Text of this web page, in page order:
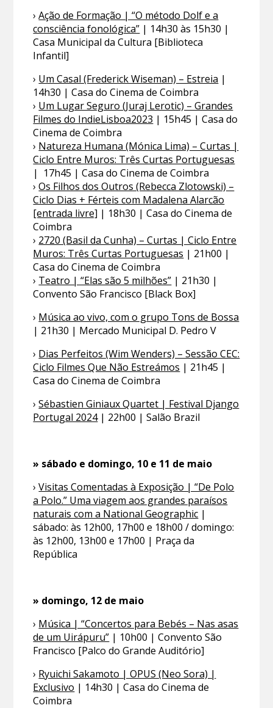
›Ação de Formação | “O método Dolf e a
consciência fonológica” | 14h30 às 15h30 |
Casa Municipal da Cultura [Biblioteca
Infantil]
› Um Casal (Frederick Wiseman) – Estreia |
14h30 | Casa do Cinema de Coimbra
› Um Lugar Seguro (Juraj Lerotic) – Grandes
Filmes do IndieLisboa2023 | 15h45 | Casa do
Cinema de Coimbra
› Natureza Humana (Mónica Lima) – Curtas |
Ciclo Entre Muros: Três Curtas Portuguesas
| 17h45 | Casa do Cinema de Coimbra
›Os Filhos dos Outros (Rebecca Zlotowski) –
Ciclo Dias + Férteis com Madalena Alarcão
[entrada livre] | 18h30 | Casa do Cinema de
Coimbra
› 2720 (Basil da Cunha) – Curtas | Ciclo Entre
Muros: Três Curtas Portuguesas | 21h00 |
Casa do Cinema de Coimbra
› Teatro | “Elas são 5 milhões” | 21h30 |
Convento São Francisco [Black Box]
› Música ao vivo, com o grupo Tons de Bossa
| 21h30 | Mercado Municipal D. Pedro V
› Dias Perfeitos (Wim Wenders) – Sessão CEC:
Ciclo Filmes Que Não Estreámos | 21h45 |
Casa do Cinema de Coimbra
›Sébastien Giniaux Quartet | Festival Django
Portugal 2024| 22h00 | Salão Brazil
» sábado e domingo, 10 e 11 de maio
›Visitas Comentadas à Exposição | “De Polo
a Polo.” Uma viagem aos grandes paraísos
naturais com a National Geographic |
sábado: às 12h00, 17h00 e 18h00 / domingo:
às 12h00, 13h00 e 17h00 | Praça da
República
» domingo, 12 de maio
› Música | “Concertos para Bebés – Nas asas
de um Uirápuru” | 10h00 | Convento São
Francisco [Palco do Grande Auditório]
› Ryuichi Sakamoto | OPUS (Neo Sora) |
Exclusivo | 14h30 | Casa do Cinema de
Coimbra